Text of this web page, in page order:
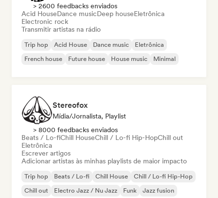
> 2600 feedbacks enviados
Acid HouseDance musicDeep houseEletrônica
Electronic rock
Transmitir artistas na rádio
Trip hop Acid House Dance music
Eletrônica
French house
Future house House music Minimal
Stereofox
Mídia/Jornalista, Playlist
> 8000 feedbacks enviados
Beats / Lo-fiChill HouseChill / Lo-fi Hip-HopChill out
Eletrônica
Escrever artigos
Adicionar artistas às minhas playlists de maior impacto
Trip hop Beats / Lo-fi Chill House
Chill / Lo-fi Hip-Hop
Chill out
Electro Jazz / Nu Jazz Funk Jazz fusion